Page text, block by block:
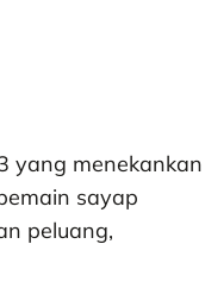
yang menekankan
sayap
peluang,